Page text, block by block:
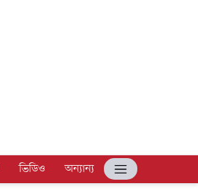
ভিডিও
অন্যান্য